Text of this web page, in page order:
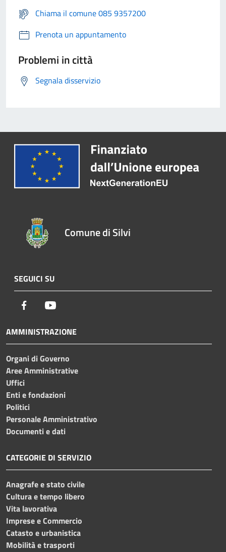
Chiama il comune 085 9357200
Prenota un appuntamento
Problemi in città
Segnala disservizio
Comune di Silvi
SEGUICI SU
Facebook
AMMINISTRAZIONE
Organi di Governo
Aree Amministrative
Uffici
Enti e fondazioni
Politici
Personale Amministrativo
Documenti e dati
CATEGORIE DI SERVIZIO
Anagrafe e stato civile
Cultura e tempo libero
Vita lavorativa
Imprese e Commercio
Catasto e urbanistica
Mobilità e trasporti